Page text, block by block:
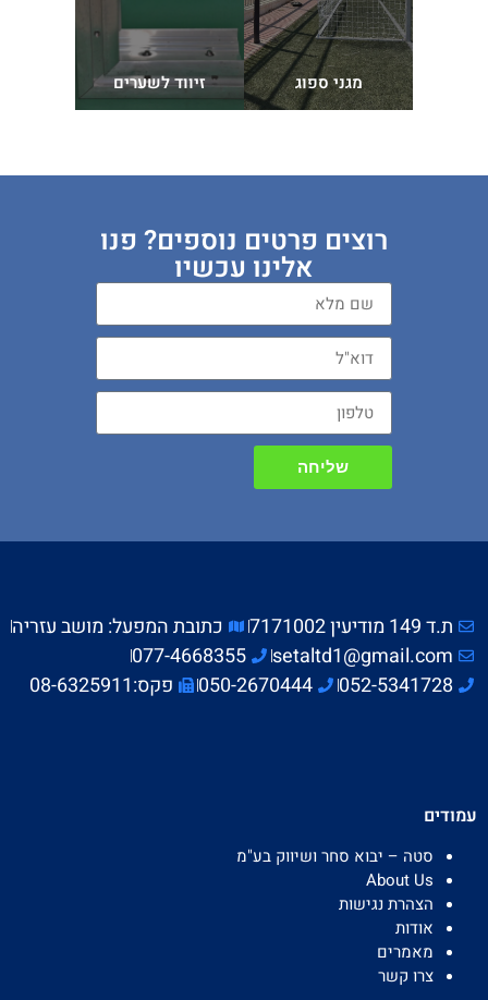
מגני ספוג זיווד לשערים
רוצים פרטים נוספים? פנו
אלינו עכשיו
שליחה
ת.ד 149 מודיעין 7171002
כתובת המפעל: מושב עזריה
setaltd1@gmail.com
077-4668355
052-5341728
050-2670444 פקס:08-6325911
עמודים
סטה – יבוא סחר ושיווק בע"מ
About Us
הצהרת נגישות
אודות
מאמרים
צרו קשר